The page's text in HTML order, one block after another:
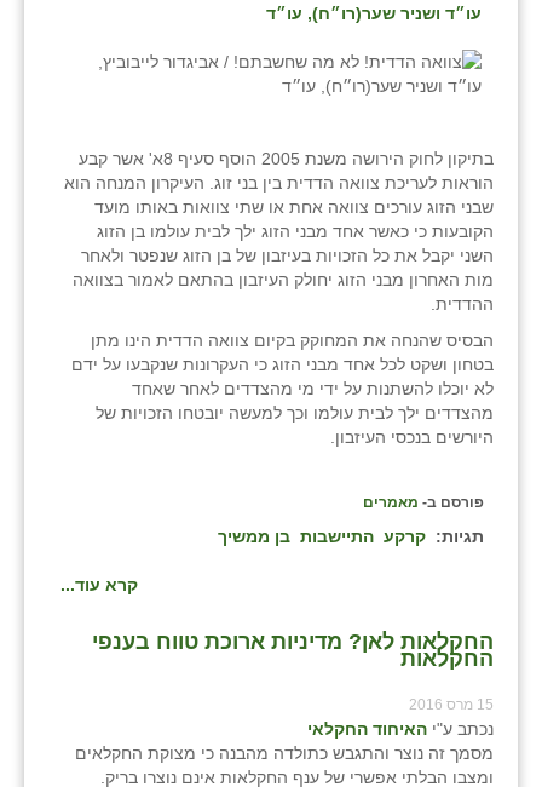
בתיקון לחוק הירושה משנת 2005 הוסף סעיף 8א' אשר קבע
הוראות לעריכת צוואה הדדית בין בני זוג. העיקרון המנחה הוא
שבני הזוג עורכים צוואה אחת או שתי צוואות באותו מועד
הקובעות כי כאשר אחד מבני הזוג ילך לבית עולמו בן הזוג
השני יקבל את כל הזכויות בעיזבון של בן הזוג שנפטר ולאחר
מות האחרון מבני הזוג יחולק העיזבון בהתאם לאמור בצוואה
ההדדית.
הבסיס שהנחה את המחוקק בקיום צוואה הדדית הינו מתן
בטחון ושקט לכל אחד מבני הזוג כי העקרונות שנקבעו על ידם
לא יוכלו להשתנות על ידי מי מהצדדים לאחר שאחד
מהצדדים ילך לבית עולמו וכך למעשה יובטחו הזכויות של
היורשים בנכסי העיזבון.
פורסם ב- מאמרים
תגיות: קרקע התיישבות בן ממשיך
קרא עוד...
החקלאות לאן? מדיניות ארוכת טווח בענפי
החקלאות
15 מרס 2016
נכתב ע"י האיחוד החקלאי
מסמך זה נוצר והתגבש כתולדה מהבנה כי מצוקת החקלאים
ומצבו הבלתי אפשרי של ענף החקלאות אינם נוצרו בריק.
בצרה
ֿגבעת שפירא
גן הדרום
גן השומרון
גני יהודה
גנות
חבצלת השרון
חמרה
חרב לאת